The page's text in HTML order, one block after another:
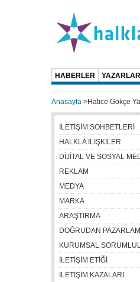
HABERLER YAZARLAR
Anasayfa >Hatice Gökçe
İLETİŞİM SOHBETLERİ
HALKLA İLİŞKİLER
DİJİTAL VE SOSYAL
REKLAM
MEDYA
MARKA
ARAŞTIRMA
DOĞRUDAN
KURUMSAL
İLETİŞİM ETİĞİ
İLETİŞİM KAZALARI